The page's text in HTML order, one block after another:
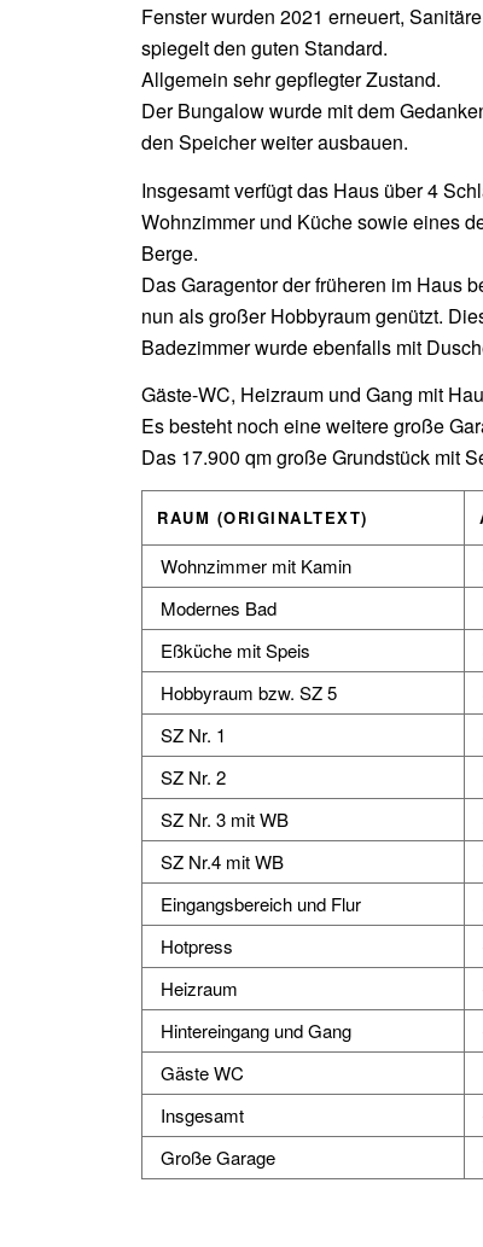
Fenster wurden 2021 erneuert,
spiegelt den guten Standard.
Allgemein sehr gepflegter Zustand.
Der Bungalow wurde mit dem
den Speicher weiter ausbauen.
Insgesamt verfügt das Haus über 4
Wohnzimmer und Küche sowie eines
Berge.
Das Garagentor der früheren im Haus
nun als großer Hobbyraum genützt.
Badezimmer wurde ebenfalls mit
Gäste-WC, Heizraum und Gang mit
Es besteht noch eine weitere große
Das 17.900 qm große Grundstück mit
RAUM (ORIGINALTEXT)
Wohnzimmer mit Kamin
Modernes Bad
Eßküche mit Speis
Hobbyraum bzw. SZ 5
SZ Nr. 1
SZ Nr. 2
SZ Nr. 3 mit WB
SZ Nr.4 mit WB
Eingangsbereich und Flur
Hotpress
Heizraum
Hintereingang und Gang
Gäste WC
Insgesamt
Große Garage